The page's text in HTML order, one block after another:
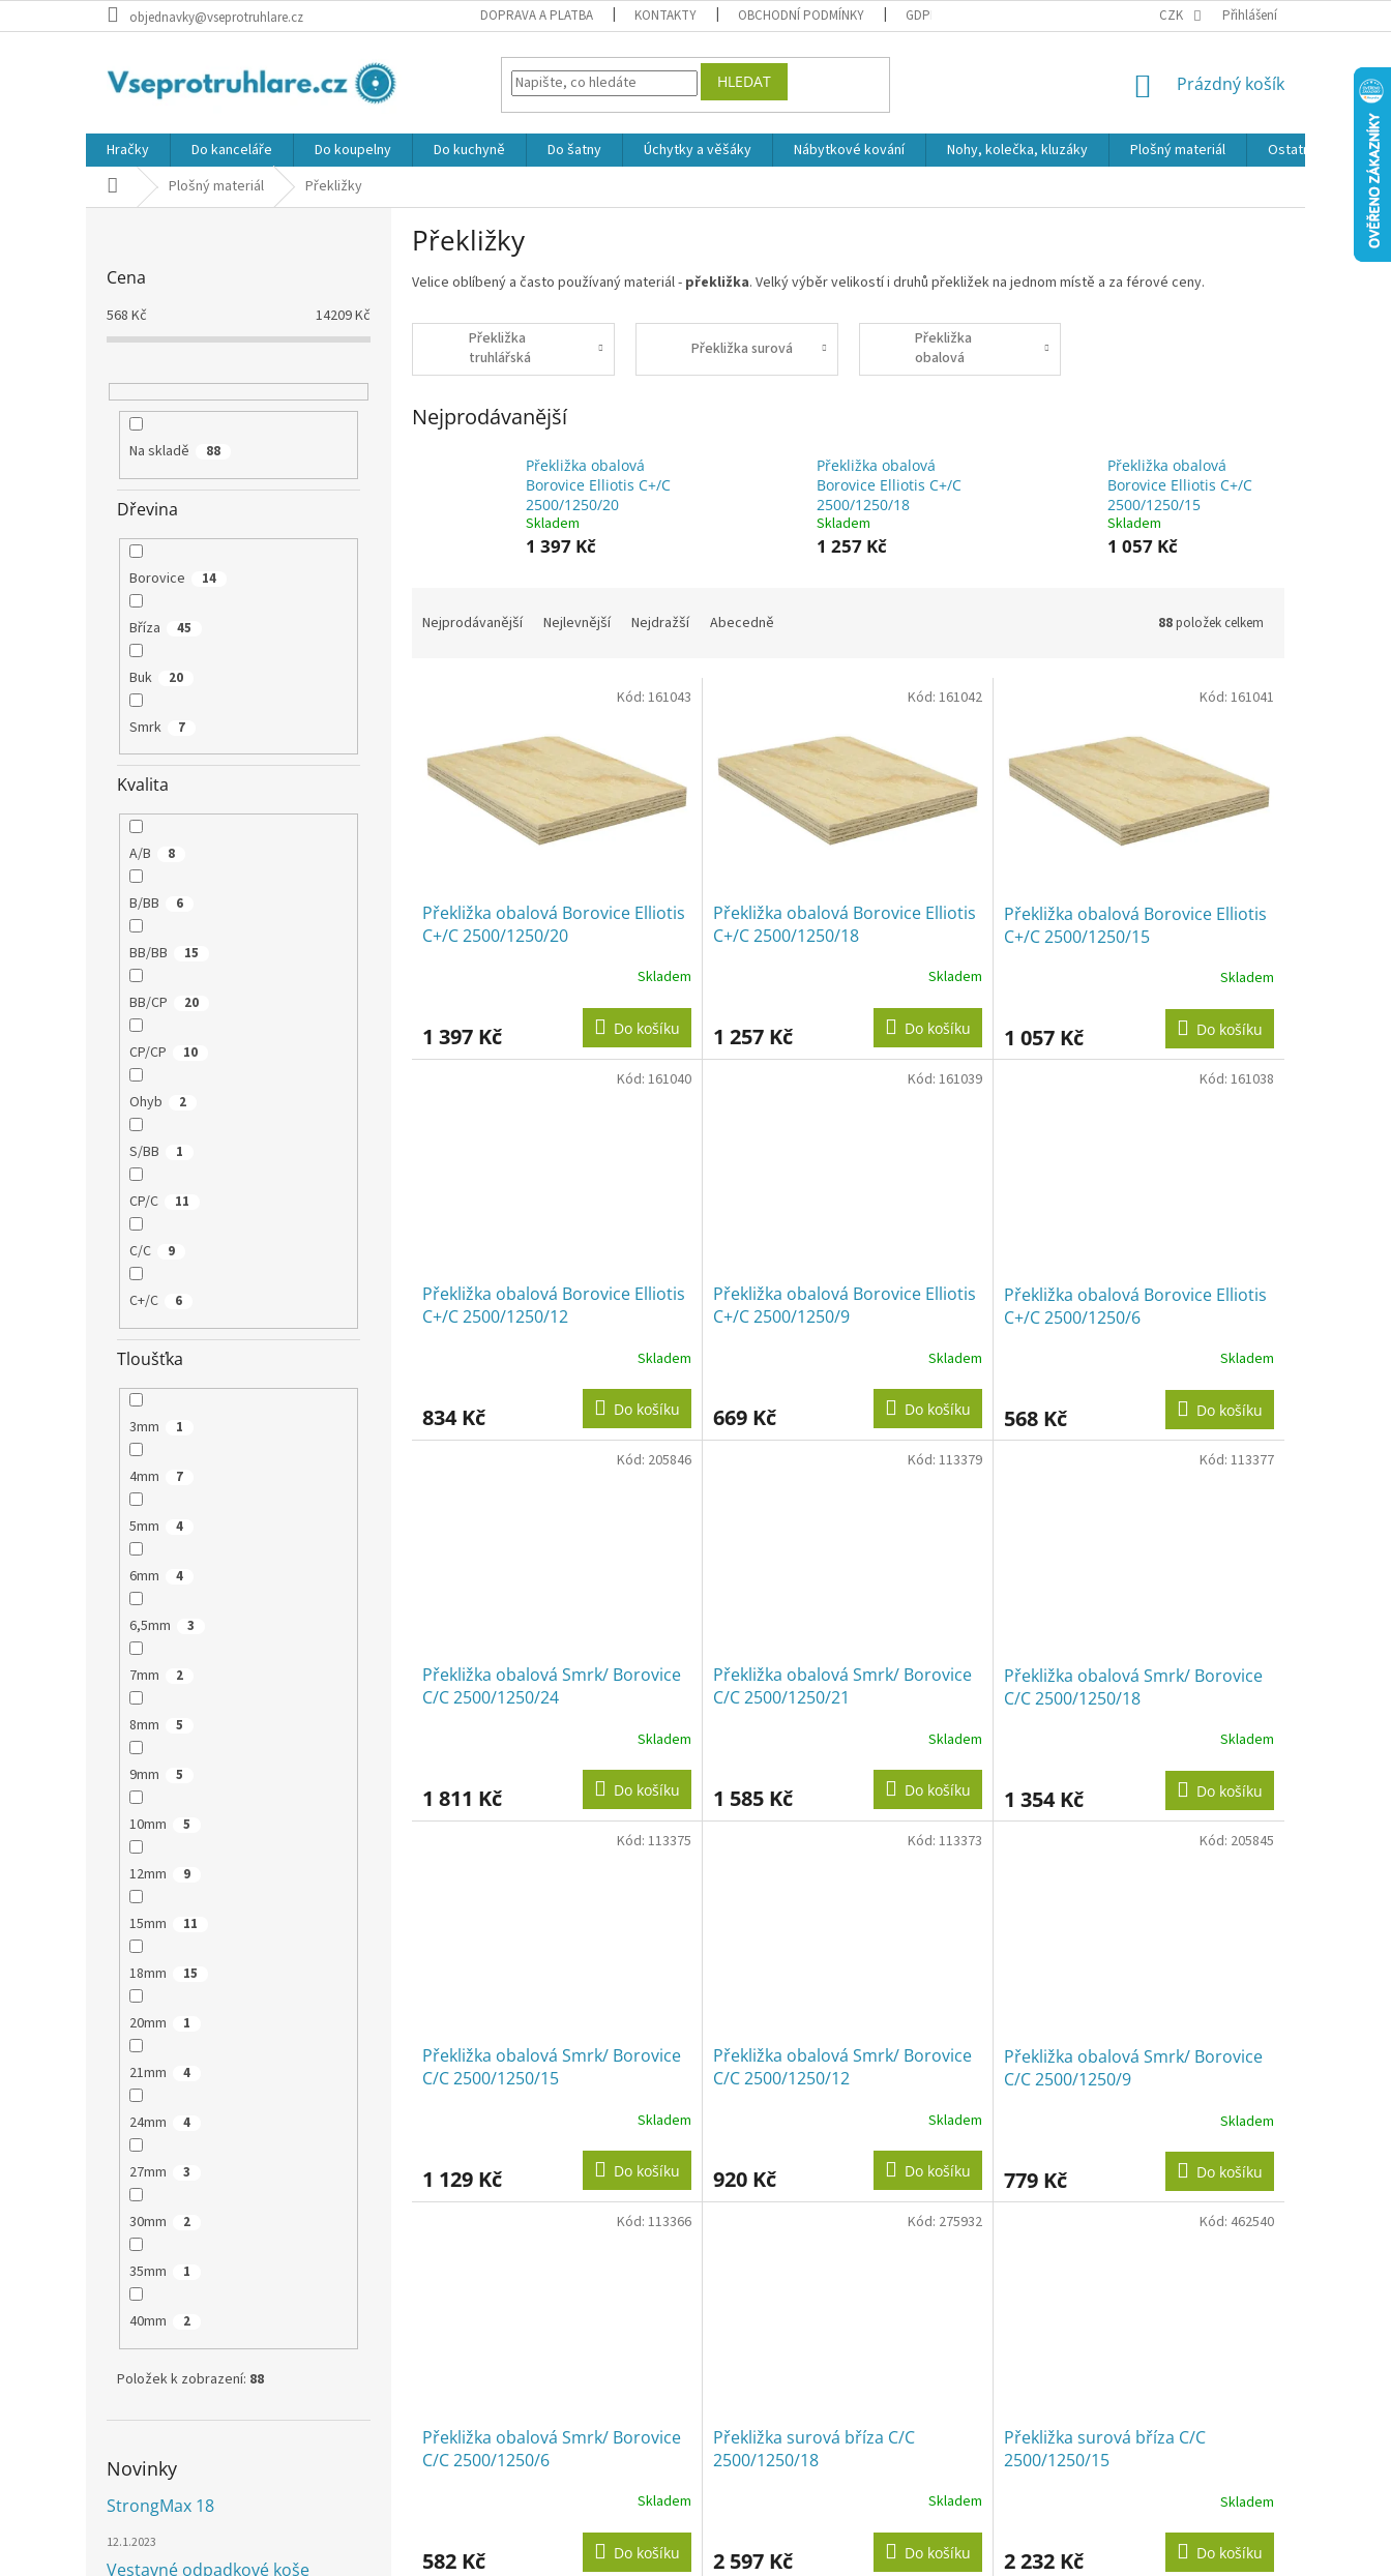
na
objednavky@vseprotruhlare.cz DOPRAVA A PLATBA KONTAKTY OBCHODNÍ PODMÍNKY GDPR CZK Přihlášení
HLEDAT
NÁKUPNÍ
Prázdný košík
Hračky Do kanceláře Do koupelny Do kuchyně Do šatny Úchytky a věšáky Nábytkové kování Nohy, kolečka, kluzáky Plošný materiál Ostatní
Domů Plošný materiál Překližky
Cena
568 Kč 14209Kč
Na skladě 88
Dřevina
Borovice 14
Bříza 45
Buk 20
Smrk 7
Kvalita
A/B 8
B/BB 6
BB/BB 15
BB/CP 20
CP/CP 10
Ohyb 2
S/BB 1
CP/C 11
C/C 9
C+/C 6
Tloušťka
3mm 1
4mm 7
5mm 4
6mm 4
6,5mm 3
7mm 2
8mm 5
9mm 5
10mm 5
12mm 9
15mm 11
18mm 15
20mm 1
21mm 4
24mm 4
27mm 3
30mm 2
35mm 1
40mm 2
Položek k zobrazení: 88
Novinky
StrongMax 18
12.1.2023
Vestavné odpadkové koše
Překližky
Velice oblíbený a často používaný materiál - překližka. Velký výběr velikostí i druhů překližek na jednom místě a za férové ceny.
Překližka
truhlářská
Překližka surová
Překližka
obalová
Nejprodávanější
Překližka obalová
Borovice Elliotis C+/C
2500/1250/20
Skladem
1 397 Kč
Překližka obalová
Borovice Elliotis C+/C
2500/1250/18
Skladem
1 257 Kč
Překližka obalová
Borovice Elliotis C+/C
2500/1250/15
Skladem
1 057 Kč
Nejprodávanější Nejlevnější Nejdražší Abecedně 88položek celkem
Překližka obalová Borovice Elliotis
C+/C 2500/1250/20
Skladem
1 397 Kč Do košíku
Kód: 161043
Překližka obalová Borovice Elliotis
C+/C 2500/1250/18
Skladem
1 257 Kč Do košíku
Kód: 161042
Překližka obalová Borovice Elliotis
C+/C 2500/1250/15
Skladem
1 057 Kč Do košíku
Kód: 161041
Překližka obalová Borovice Elliotis
C+/C 2500/1250/12
Skladem
834 Kč Do košíku
Kód: 161040
Překližka obalová Borovice Elliotis
C+/C 2500/1250/9
Skladem
669 Kč Do košíku
Kód: 161039
Překližka obalová Borovice Elliotis
C+/C 2500/1250/6
Skladem
568 Kč Do košíku
Kód: 161038
Překližka obalová Smrk/ Borovice
C/C 2500/1250/24
Skladem
1 811 Kč Do košíku
Kód: 205846
Překližka obalová Smrk/ Borovice
C/C 2500/1250/21
Skladem
1 585 Kč Do košíku
Kód: 113379
Překližka obalová Smrk/ Borovice
C/C 2500/1250/18
Skladem
1 354 Kč Do košíku
Kód: 113377
Překližka obalová Smrk/ Borovice
C/C 2500/1250/15
Skladem
1 129 Kč Do košíku
Kód: 113375
Překližka obalová Smrk/ Borovice
C/C 2500/1250/12
Skladem
920 Kč Do košíku
Kód: 113373
Překližka obalová Smrk/ Borovice
C/C 2500/1250/9
Skladem
779 Kč Do košíku
Kód: 205845
Překližka obalová Smrk/ Borovice
C/C 2500/1250/6
Skladem
582 Kč Do košíku
Kód: 113366
Překližka surová bříza C/C
2500/1250/18
Skladem
2 597 Kč Do košíku
Kód: 275932
Překližka surová bříza C/C
2500/1250/15
Skladem
2 232 Kč Do košíku
Kód: 462540